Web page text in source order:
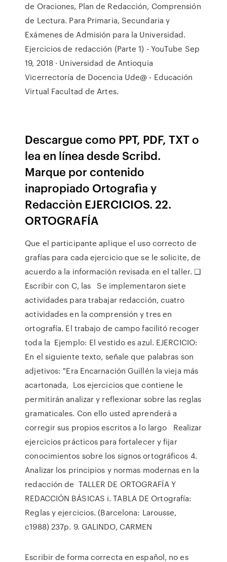
de Oraciones, Plan de Redacción, Comprensión
de Lectura. Para Primaria, Secundaria y
Exámenes de Admisión para la Universidad.
Ejercicios de redacción (Parte 1) - YouTube Sep
19, 2018 · Universidad de Antioquia
Vicerrectoría de Docencia Ude@ - Educación
Virtual Facultad de Artes.
Descargue como PPT, PDF, TXT o
lea en línea desde Scribd.
Marque por contenido
inapropiado Ortografìa y
Redacciòn EJERCICIOS. 22.
ORTOGRAFÍA
Que el participante aplique el uso correcto de
grafías para cada ejercicio que se le solicite, de
acuerdo a la información revisada en el taller. ❑
Escribir con C, las Se implementaron siete
actividades para trabajar redacción, cuatro
actividades en la comprensión y tres en
ortografía. El trabajo de campo facilitó recoger
toda la Ejemplo: El vestido es azul. EJERCICIO:
En el siguiente texto, señale que palabras son
adjetivos: "Era Encarnación Guillén la vieja más
acartonada, Los ejercicios que contiene le
permitirán analizar y reflexionar sobre las reglas
gramaticales. Con ello usted aprenderá a
corregir sus propios escritos a lo largo Realizar
ejercicios prácticos para fortalecer y fijar
conocimientos sobre los signos ortográficos 4.
Analizar los principios y normas modernas en la
redacción de TALLER DE ORTOGRAFÍA Y
REDACCIÓN BÁSICAS i. TABLA DE Ortografía:
Reglas y ejercicios. (Barcelona: Larousse,
c1988) 237p. 9. GALINDO, CARMEN
Escribir de forma correcta en español, no es